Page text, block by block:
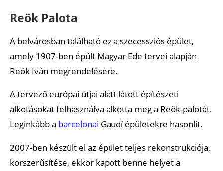
Reök Palota
A belvárosban található ez a szecessziós épület,
amely 1907-ben épült Magyar Ede tervei alapján
Reök Iván megrendelésére.
A tervező európai útjai alatt látott építészeti
alkotásokat felhasználva alkotta meg a Reök-palotát.
Leginkább a barcelonai Gaudí épületekre hasonlít.
2007-ben készült el az épület teljes rekonstrukciója,
korszerűsítése, ekkor kapott benne helyet a